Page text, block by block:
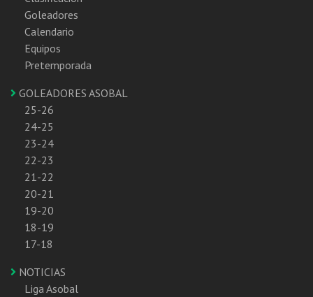
Goleadores
Calendario
Equipos
Pretemporada
GOLEADORES ASOBAL
25-26
24-25
23-24
22-23
21-22
20-21
19-20
18-19
17-18
NOTICIAS
Liga Asobal